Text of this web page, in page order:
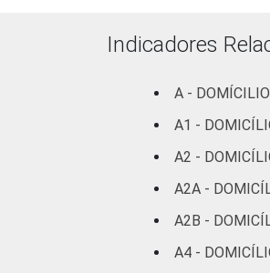
Não
Indicadores
A -
A1 -
A2 -
A2A -
A2B -
A4 -